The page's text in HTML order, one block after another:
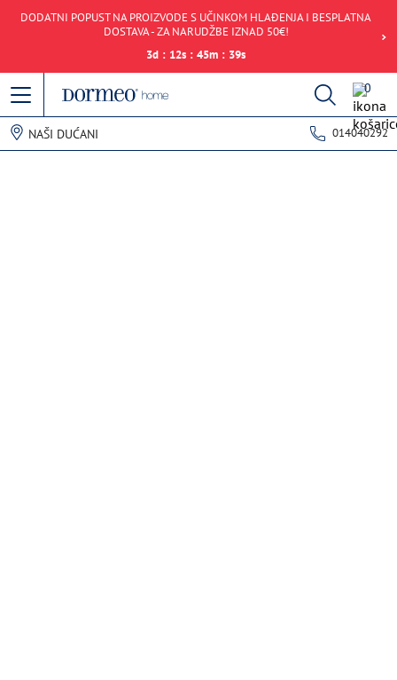
DODATNI POPUST NA PROIZVODE S UČINKOM HLAĐENJA I BESPLATNA
DOSTAVA - ZA NARUDŽBE IZNAD 50€!
3d : 12s : 45m : 39s
0
NAŠI DUĆANI 014040292